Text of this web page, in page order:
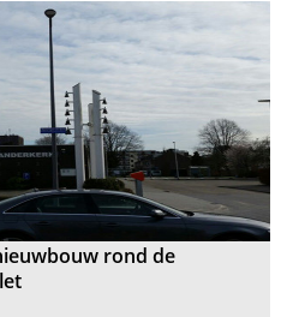
rond de